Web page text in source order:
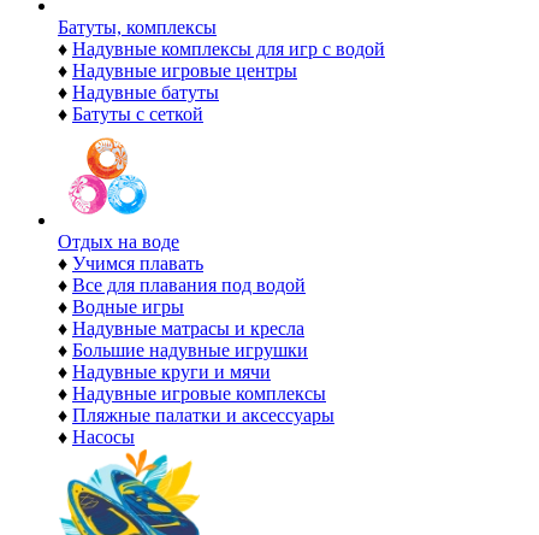
Батуты, комплексы
♦ Надувные комплексы для игр с водой
♦ Надувные игровые центры
♦ Надувные батуты
♦ Батуты с сеткой
Отдых на воде
♦ Учимся плавать
♦ Все для плавания под водой
♦ Водные игры
♦ Надувные матрасы и кресла
♦ Большие надувные игрушки
♦ Надувные круги и мячи
♦ Надувные игровые комплексы
♦ Пляжные палатки и аксессуары
♦ Насосы